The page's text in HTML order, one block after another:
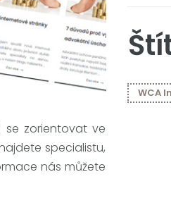
se zorientovat ve
specialistu,
nás můžete
WCA